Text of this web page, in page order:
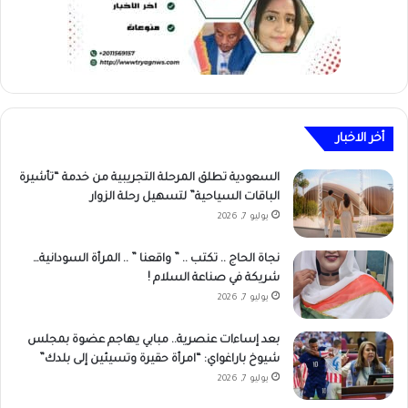
أخر الاخبار
السعودية تطلق المرحلة التجريبية من خدمة “تأشيرة
الباقات السياحية” لتسهيل رحلة الزوار​
يوليو 7, 2026
نجاة الحاج .. تكتب .. ” واقعنا ” .. المرأة السودانية…
شريكة في صناعة السلام !
يوليو 7, 2026
بعد إساءات عنصرية.. مبابي يهاجم عضوة بمجلس
شيوخ باراغواي: “امرأة حقيرة وتسيئين إلى بلدك”
يوليو 7, 2026